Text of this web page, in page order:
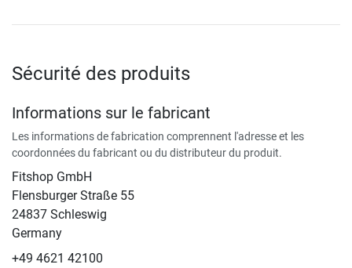
Sécurité des produits
Informations sur le fabricant
Les informations de fabrication comprennent l'adresse et les
coordonnées du fabricant ou du distributeur du produit.
Fitshop GmbH
Flensburger Straße 55
24837 Schleswig
Germany
+49 4621 42100